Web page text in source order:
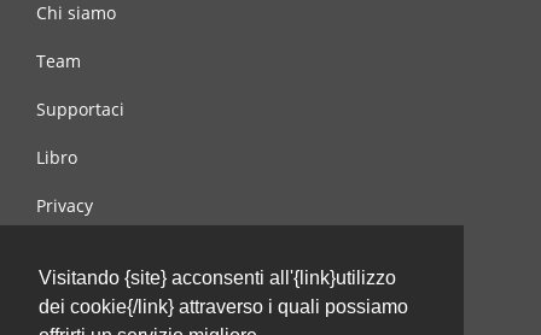
Visitando {site} acconsenti all'{link}utilizzo
dei cookie{/link} attraverso i quali possiamo
Chi siamo
Team
Supportaci
Libro
Privacy
Contattaci